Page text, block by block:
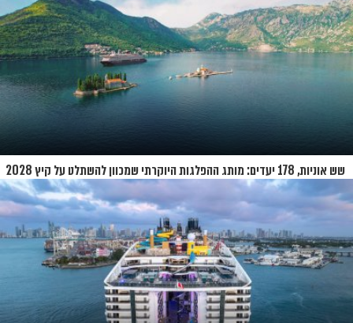
שש אוניות, 178 יעדים: מותג ההפלגות היוקרתי שמכוון להשתלט על קיץ 2028